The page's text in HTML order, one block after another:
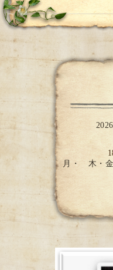
月・ 木・